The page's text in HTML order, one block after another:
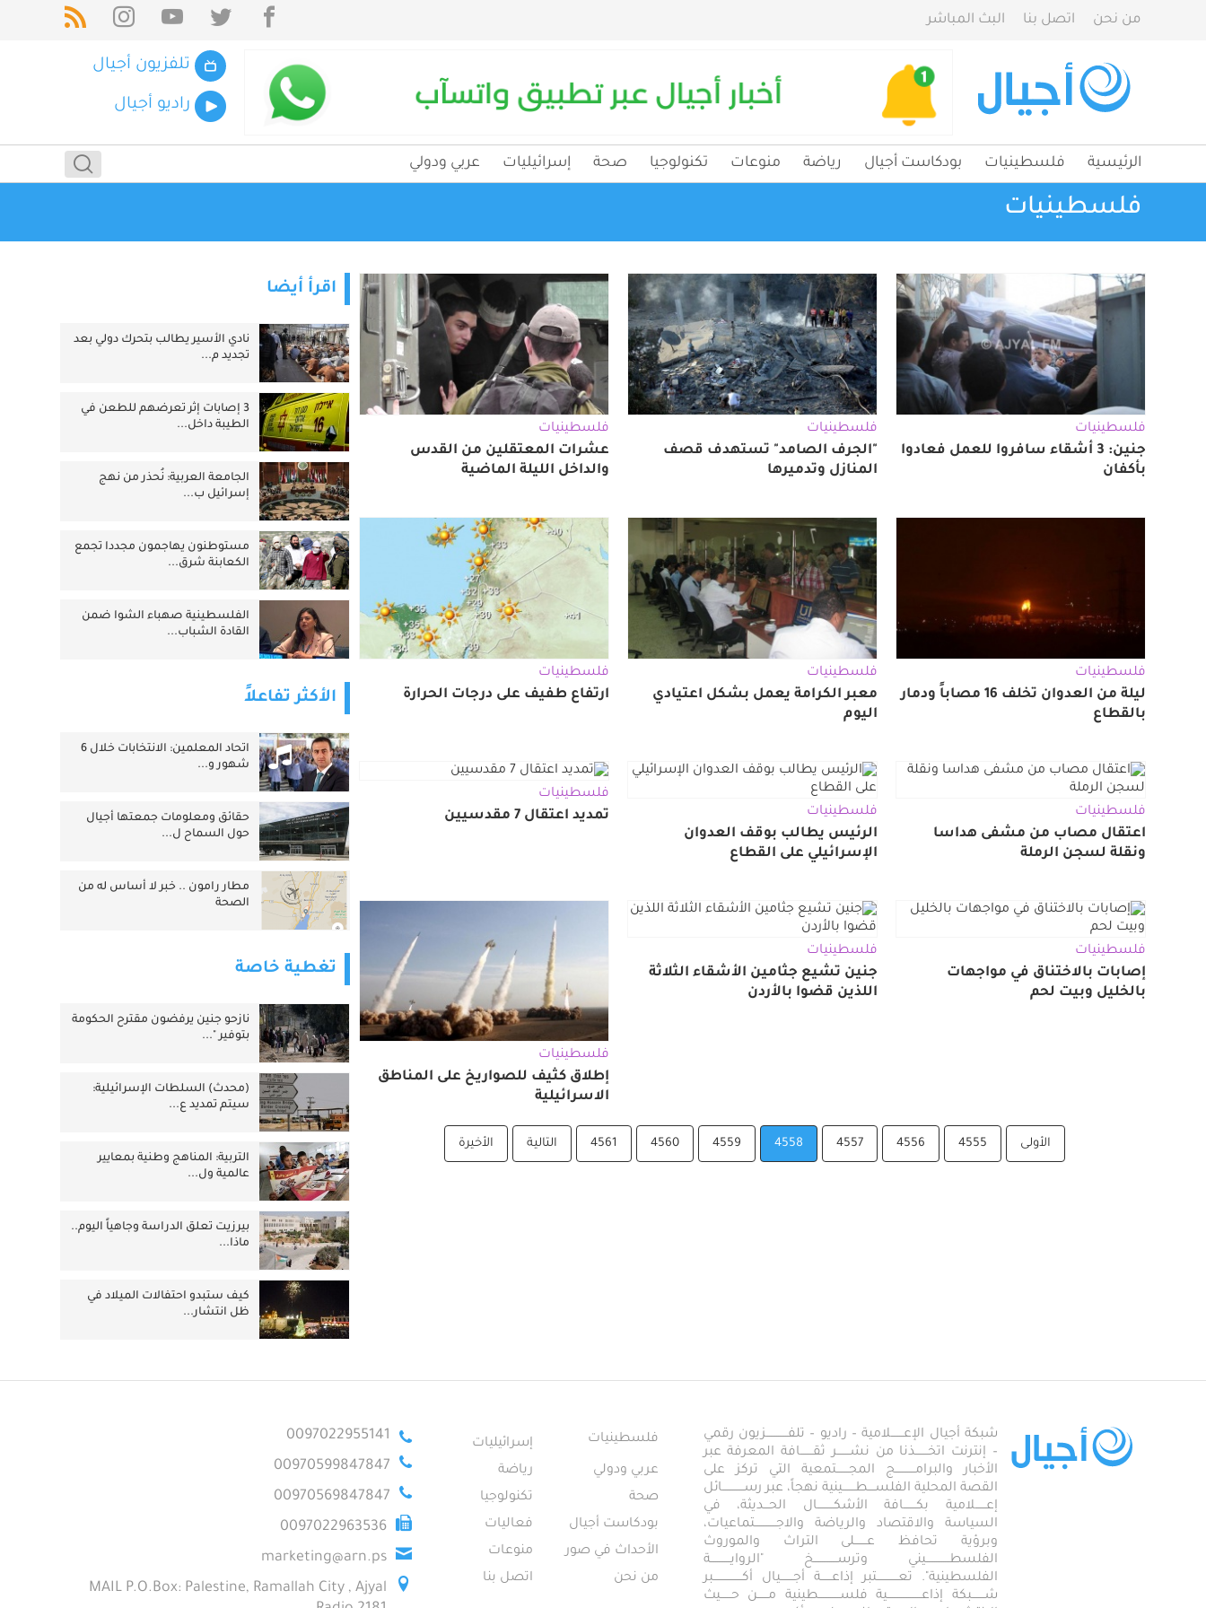
من نحن اتصل بنا البث المباشر
تلفزيون أجيال
راديو أجيال
الرئيسية فلسطينيات بودكاست أجيال رياضة منوعات تكنولوجيا صحة إسرائيليات عربي ودولي
فلسطينيات
فلسطينيات
جنين: 3 أشقاء سافروا للعمل فعادوا
بأكفان
فلسطينيات
"الجرف الصامد" تستهدف قصف
المنازل وتدميرها
فلسطينيات
عشرات المعتقلين من القدس
والداخل الليلة الماضية
فلسطينيات
ليلة من العدوان تخلف 16 مصاباً ودمار
بالقطاع
فلسطينيات
معبر الكرامة يعمل بشكل اعتيادي
اليوم
فلسطينيات
ارتفاع طفيف على درجات الحرارة
فلسطينيات
اعتقال مصاب من مشفى هداسا
ونقلة لسجن الرملة
فلسطينيات
الرئيس يطالب بوقف العدوان
الإسرائيلي على القطاع
فلسطينيات
تمديد اعتقال 7 مقدسيين
فلسطينيات
إصابات بالاختناق في مواجهات
بالخليل وبيت لحم
فلسطينيات
جنين تشيع جثامين الأشقاء الثلاثة
اللذين قضوا بالأردن
فلسطينيات
إطلاق كثيف للصواريخ على المناطق
الاسرائيلية
الأولى 4555
4556
4557
4558
4559
4560
4561 التالية الأخيرة
اقرأ أيضا
نادي الأسير يطالب بتحرك دولي بعد
تجديد م...
3 إصابات إثر تعرضهم للطعن في
الطيبة داخل...
الجامعة العربية: نُحذر من نهج
إسرائيل ب...
مستوطنون يهاجمون مجددا تجمع
الكعابنة شرق...
الفلسطينية صهباء الشوا ضمن
القادة الشباب...
الأكثر تفاعلاً
اتحاد المعلمين: الانتخابات خلال 6
شهور و...
حقائق ومعلومات جمعتها أجيال
حول السماح ل...
مطار رامون .. خبر لا أساس له من
الصحة
تغطية خاصة
نازحو جنين يرفضون مقترح الحكومة
بتوفير "...
(محدث) السلطات الإسرائيلية:
سيتم تمديد ع...
التربية: المناهج وطنية بمعايير
عالمية ول...
بيرزيت تعلق الدراسة وجاهياً اليوم..
ماذا...
كيف ستبدو احتفالات الميلاد في
ظل انتشار...
شبكة أجيال الإعـــــــلامية – راديو – تلفــــــــــــزيون رقمي
– إنترنت اتخـــــــذنا من نشـــــــر ثقـــــــافة المعرفة عبر
الأخبار والبرامـــــــــــج المجـــــــتمعية التي تركز على
القصة المحلية الفلســــطـــــــينية نهجاً، عبر رســــــــــــائل
إعــــــلامية بكـــــــافة الأشكـــــــــال الحـــديثة، في
السياسة والاقتصاد والرياضة والاجــــــــــــتماعيات،
وبرؤية تحافظ عـــــــلى التراث والموروث
الفلسطـــــــــــــيني وترســـــــــــــخ "الروايـــــــــــة
الفلسطينية". تعــــــــــــتبر إذاعــــــة أجـــــــيال أكــــــــــــــــبر
شـــــــبكة إذاعـــــــــــــــــــية فلســــــــــــطينية مــــــن حــــــيث
فلسطينيات
إسرائيليات
عربي ودولي
رياضة
صحة
تكنولوجيا
بودكاست أجيال
فعاليات
الأحداث في صور
منوعات
من نحن
اتصل بنا
0097022955141
00970599847847
00970569847847
0097022963536
marketing@arn.ps
MAIL P.O.Box: Palestine, Ramallah City , Ajyal